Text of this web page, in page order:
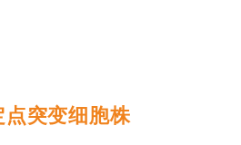
点突变细胞株